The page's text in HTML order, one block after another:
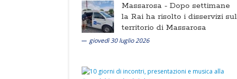
Massarosa - Dopo settimane
la Rai ha risolto i disservizi sul
territorio di Massarosa
giovedì 30 luglio 2026